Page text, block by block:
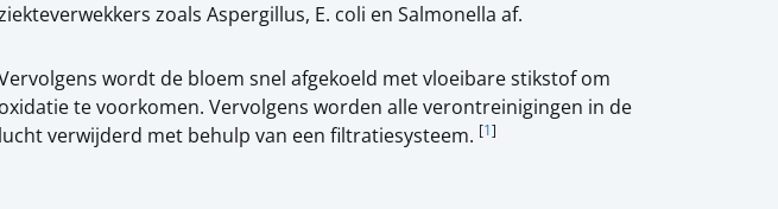
zoals Aspergillus, E. coli en Salmonella af.
wordt de bloem snel afgekoeld met vloeibare stikstof om
oxidatie te voorkomen. Vervolgens worden alle verontreinigingen in de
lucht verwijderd met behulp van een filtratiesysteem. [1]